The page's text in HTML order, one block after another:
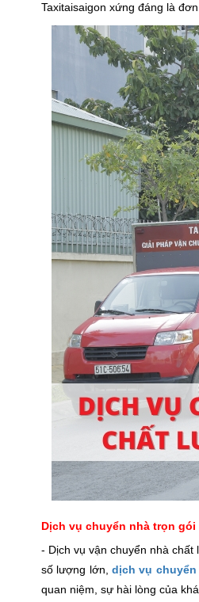
Taxitaisaigon xứng đáng là
Dịch vụ chuyển nhà trọn
- Dịch vụ vận chuyển nhà
số lượng lớn, dịch vụ
quan niệm, sự hài lòng của